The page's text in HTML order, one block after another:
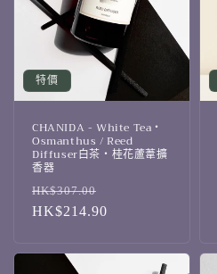
特價
CHANIDA - White Tea・
Osmanthus / Reed
Diffuser白茶・桂花蘆葦擴
香器
定
價
HK$307.00
價
HK$214.90